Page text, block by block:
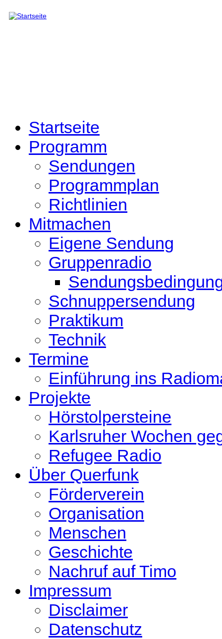
Direkt zum Inhalt
Startseite
Programm
Sendungen
Programmplan
Richtlinien
Mitmachen
Eigene Sendung
Gruppenradio
Schnuppersendung
Praktikum
Technik
Termine
Einführung ins
Projekte
Hörstolpersteine
Karlsruher Wochen
Refugee Radio
Über Querfunk
Förderverein
Organisation
Menschen
Geschichte
Nachruf auf Timo
Impressum
Disclaimer
Datenschutz